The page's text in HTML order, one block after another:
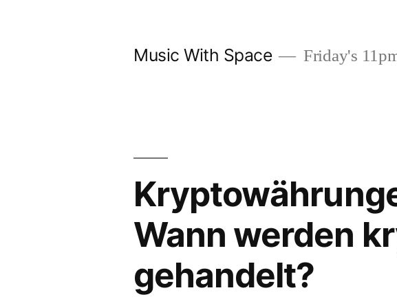
Music With Space Friday's
Wann werden
gehandelt?